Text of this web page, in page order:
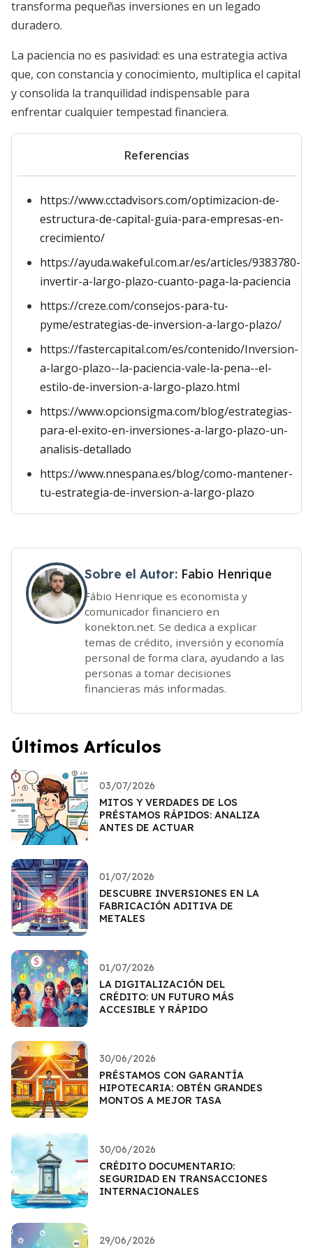
transforma pequeñas inversiones en un legado
duradero.
La paciencia no es pasividad: es una estrategia activa
que, con constancia y conocimiento, multiplica el capital
y consolida la tranquilidad indispensable para
enfrentar cualquier tempestad financiera.
Referencias
https://www.cctadvisors.com/optimizacion-de-
estructura-de-capital-guia-para-empresas-en-
crecimiento/
https://ayuda.wakeful.com.ar/es/articles/9383780-
invertir-a-largo-plazo-cuanto-paga-la-paciencia
https://creze.com/consejos-para-tu-
pyme/estrategias-de-inversion-a-largo-plazo/
https://fastercapital.com/es/contenido/Inversion-
a-largo-plazo--la-paciencia-vale-la-pena--el-
estilo-de-inversion-a-largo-plazo.html
https://www.opcionsigma.com/blog/estrategias-
para-el-exito-en-inversiones-a-largo-plazo-un-
analisis-detallado
https://www.nnespana.es/blog/como-mantener-
tu-estrategia-de-inversion-a-largo-plazo
Sobre el Autor: Fabio Henrique
Fábio Henrique es economista y
comunicador financiero en
konekton.net. Se dedica a explicar
temas de crédito, inversión y economía
personal de forma clara, ayudando a las
personas a tomar decisiones
financieras más informadas.
Últimos Artículos
03/07/2026
MITOS Y VERDADES DE LOS
PRÉSTAMOS RÁPIDOS: ANALIZA
ANTES DE ACTUAR
01/07/2026
DESCUBRE INVERSIONES EN LA
FABRICACIÓN ADITIVA DE
METALES
01/07/2026
LA DIGITALIZACIÓN DEL
CRÉDITO: UN FUTURO MÁS
ACCESIBLE Y RÁPIDO
30/06/2026
PRÉSTAMOS CON GARANTÍA
HIPOTECARIA: OBTÉN GRANDES
MONTOS A MEJOR TASA
30/06/2026
CRÉDITO DOCUMENTARIO:
SEGURIDAD EN TRANSACCIONES
INTERNACIONALES
29/06/2026